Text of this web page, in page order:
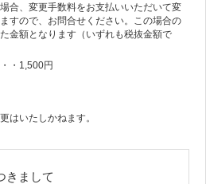
合、変更手数料をお支払いいただいて変
すので、お問合せください。この場合の
金額となります（いずれも税抜金額で
・1,500円
はいたしかねます。
きまして